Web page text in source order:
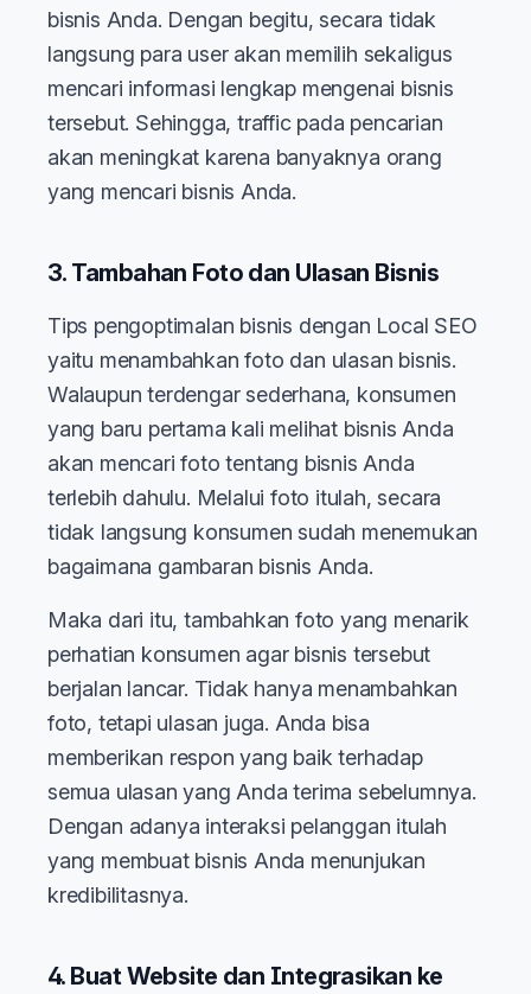
bisnis Anda. Dengan begitu, secara tidak
langsung para user akan memilih sekaligus
mencari informasi lengkap mengenai bisnis
tersebut. Sehingga, traffic pada pencarian
akan meningkat karena banyaknya orang
yang mencari bisnis Anda.
3. Tambahan Foto dan Ulasan Bisnis
Tips pengoptimalan bisnis dengan Local SEO
yaitu menambahkan foto dan ulasan bisnis.
Walaupun terdengar sederhana, konsumen
yang baru pertama kali melihat bisnis Anda
akan mencari foto tentang bisnis Anda
terlebih dahulu. Melalui foto itulah, secara
tidak langsung konsumen sudah menemukan
bagaimana gambaran bisnis Anda.
Maka dari itu, tambahkan foto yang menarik
perhatian konsumen agar bisnis tersebut
berjalan lancar. Tidak hanya menambahkan
foto, tetapi ulasan juga. Anda bisa
memberikan respon yang baik terhadap
semua ulasan yang Anda terima sebelumnya.
Dengan adanya interaksi pelanggan itulah
yang membuat bisnis Anda menunjukan
kredibilitasnya.
4. Buat Website dan Integrasikan ke